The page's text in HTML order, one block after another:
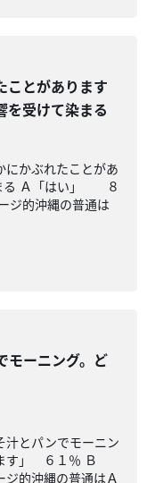
ことがあります
受けて染まる
にかぶれたことがあ
る Ａ「はい」 ８
ジ的沖縄の普通は
モーニング。ど
汁とパンでモーニン
す」 ６１％ Ｂ
的沖縄の普通はＡ